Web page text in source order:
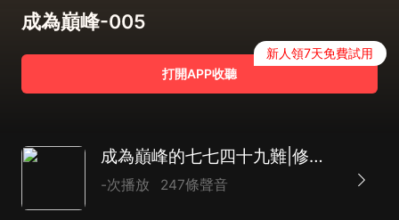
成為巔峰-005
打開APP收聽
新人領7天免費試用
成為巔峰的七七四十九難|修仙|多播|復仇|冒險
-次播放 247條聲音